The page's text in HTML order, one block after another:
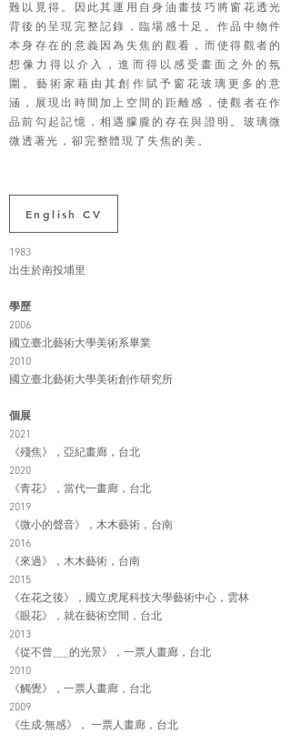
難以覓得。因此其運用自身油畫技巧將窗花透光
背後的呈現完整記錄，臨場感十足。作品中物件
本身存在的意義因為失焦的觀看，而使得觀者的
想像力得以介入，進而得以感受畫面之外的氛
圍。藝術家藉由其創作賦予窗花玻璃更多的意
涵，展現出時間加上空間的距離感，使觀者在作
品前勾起記憶，相遇朦朧的存在與證明。玻璃微
微透著光，卻完整體現了失焦的美。
English CV
1983
出生於南投埔里
學歷
2006
國立臺北藝術大學美術系畢業
2010
國立臺北藝術大學美術創作研究所
個展
2021
《殘焦》，亞紀畫廊，台北
2020
《青花》，當代一畫廊，台北
2019
《微小的聲音》，木木藝術，台南
2016
《來過》，木木藝術，台南
2015
《在花之後》，國立虎尾科技大學藝術中心，雲林
《眼花》，就在藝術空間，台北
2013
《從不曾___的光景》，一票人畫廊，台北
2010
《觸覺》，一票人畫廊，台北
2009
《生成‧無感》， 一票人畫廊，台北